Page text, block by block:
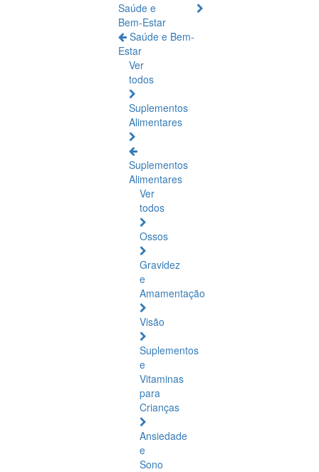
Saúde e
Bem-Estar
Saúde e Bem-
Estar
Ver
todos
Suplementos
Alimentares
Suplementos
Alimentares
Ver
todos
Ossos
Gravidez
e
Amamentação
Visão
Suplementos
e
Vitaminas
para
Crianças
Ansiedade
e
Sono